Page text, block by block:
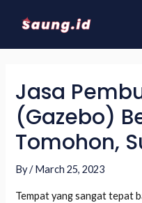
Jasa
(Gazebo)
Tomohon,
By/March 25, 2023
Tempat yang sangat tepat